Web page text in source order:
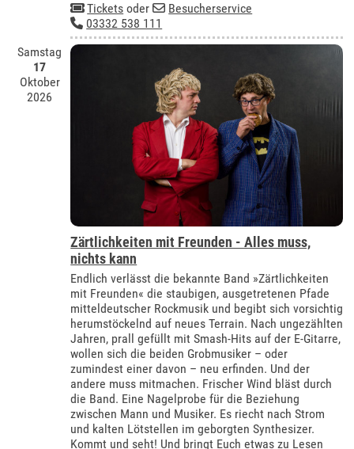
Tickets oder
Besucherservice
03332 538 111
Samstag
17
Oktober
2026
Zärtlichkeiten mit Freunden - Alles muss,
nichts kann
Endlich verlässt die bekannte Band »Zärtlichkeiten
mit Freunden« die staubigen, ausgetretenen Pfade
mitteldeutscher Rockmusik und begibt sich vorsichtig
herumstöckelnd auf neues Terrain. Nach ungezählten
Jahren, prall gefüllt mit Smash-Hits auf der E-Gitarre,
wollen sich die beiden Grobmusiker – oder
zumindest einer davon – neu erfinden. Und der
andere muss mitmachen. Frischer Wind bläst durch
die Band. Eine Nagelprobe für die Beziehung
zwischen Mann und Musiker. Es riecht nach Strom
und kalten Lötstellen im geborgten Synthesizer.
Kommt und seht! Und bringt Euch etwas zu Lesen